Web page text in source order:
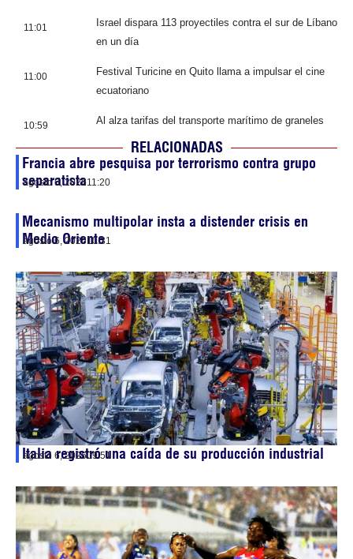
11:01
Israel dispara 113 proyectiles contra el sur de Líbano
en un día
11:00
Festival Turicine en Quito llama a impulsar el cine
ecuatoriano
10:59 Al alza tarifas del transporte marítimo de graneles
RELACIONADAS
Francia abre pesquisa por terrorismo contra grupo
separatista
agosto 6, 202611:20
Mecanismo multipolar insta a distender crisis en
Medio Oriente
agosto 6, 202610:31
Italia registró una caída de su producción industrial
agosto 6, 202609:51